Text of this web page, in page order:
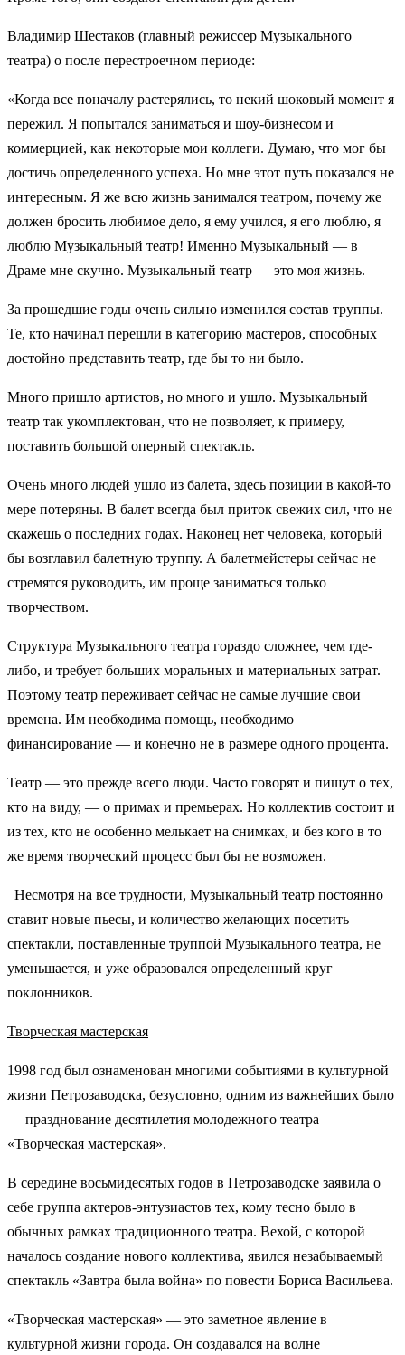
Владимир Шестаков (главный режиссер Музыкального
театра) о после перестроечном периоде:
«Когда все поначалу растерялись, то некий шоковый момент я
пережил. Я попытался заниматься и шоу-бизнесом и
коммерцией, как некоторые мои коллеги. Думаю, что мог бы
достичь определенного успеха. Но мне этот путь показался не
интересным. Я же всю жизнь занимался театром, почему же
должен бросить любимое дело, я ему учился, я его люблю, я
люблю Музыкальный театр! Именно Музыкальный — в
Драме мне скучно. Музыкальный театр — это моя жизнь.
За прошедшие годы очень сильно изменился состав труппы.
Те, кто начинал перешли в категорию мастеров, способных
достойно представить театр, где бы то ни было.
Много пришло артистов, но много и ушло. Музыкальный
театр так укомплектован, что не позволяет, к примеру,
поставить большой оперный спектакль.
Очень много людей ушло из балета, здесь позиции в какой-то
мере потеряны. В балет всегда был приток свежих сил, что не
скажешь о последних годах. Наконец нет человека, который
бы возглавил балетную труппу. А балетмейстеры сейчас не
стремятся руководить, им проще заниматься только
творчеством.
Структура Музыкального театра гораздо сложнее, чем где-
либо, и требует больших моральных и материальных затрат.
Поэтому театр переживает сейчас не самые лучшие свои
времена. Им необходима помощь, необходимо
финансирование — и конечно не в размере одного процента.
Театр — это прежде всего люди. Часто говорят и пишут о тех,
кто на виду, — о примах и премьерах. Но коллектив состоит и
из тех, кто не особенно мелькает на снимках, и без кого в то
же время творческий процесс был бы не возможен.
Несмотря на все трудности, Музыкальный театр постоянно
ставит новые пьесы, и количество желающих посетить
спектакли, поставленные труппой Музыкального театра, не
уменьшается, и уже образовался определенный круг
поклонников.
Творческая мастерская
1998 год был ознаменован многими событиями в культурной
жизни Петрозаводска, безусловно, одним из важнейших было
— празднование десятилетия молодежного театра
«Творческая мастерская».
В середине восьмидесятых годов в Петрозаводске заявила о
себе группа актеров-энтузиастов тех, кому тесно было в
обычных рамках традиционного театра. Вехой, с которой
началось создание нового коллектива, явился незабываемый
спектакль «Завтра была война» по повести Бориса Васильева.
«Творческая мастерская» — это заметное явление в
культурной жизни города. Он создавался на волне